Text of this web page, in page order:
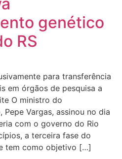
genético
RS
para transferência
em órgãos de pesquisa a
O ministro do
Vargas, assinou no dia
com o governo do Rio
a terceira fase do
tem como objetivo […]